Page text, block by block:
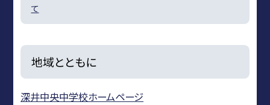
て
地域とともに
深井中央中学校ホームページ